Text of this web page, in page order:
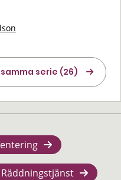
serie (26)
Räddningstjänst